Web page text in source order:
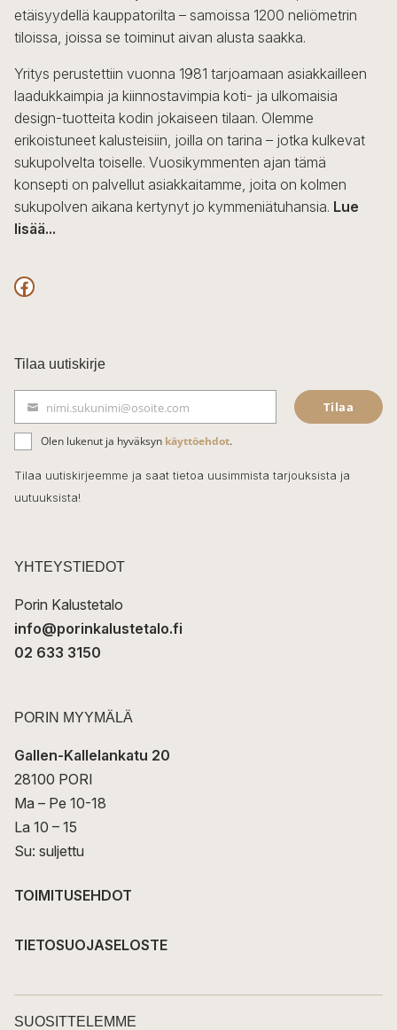
etäisyydellä kauppatorilta – samoissa 1200 neliömetrin
tiloissa, joissa se toiminut aivan alusta saakka.
Yritys perustettiin vuonna 1981 tarjoamaan asiakkailleen
laadukkaimpia ja kiinnostavimpia koti- ja ulkomaisia
design-tuotteita kodin jokaiseen tilaan. Olemme
erikoistuneet kalusteisiin, joilla on tarina – jotka kulkevat
sukupolvelta toiselle. Vuosikymmenten ajan tämä
konsepti on palvellut asiakkaitamme, joita on kolmen
sukupolven aikana kertynyt jo kymmeniätuhansia. Lue
lisää...
F
c
e
b
o
o
k
Tilaa uutiskirje
ä
h
k
t
nimi.sukunimi@osoite.com Tilaa
Olen lukenut ja hyväksyn käyttöehdot.
Tilaa uutiskirjeemme ja saat tietoa uusimmista tarjouksista ja
uutuuksista!
YHTEYSTIEDOT
Porin Kalustetalo
info@porinkalustetalo.fi
02 633 3150
PORIN MYYMÄLÄ
Gallen-Kallelankatu 20
28100 PORI
Ma – Pe 10-18
La 10 – 15
Su: suljettu
TOIMITUSEHDOT
TIETOSUOJASELOSTE
SUOSITTELEMME